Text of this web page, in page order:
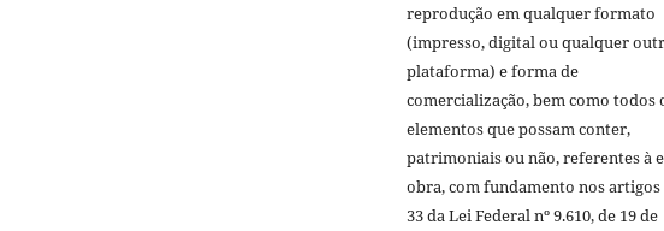
reprodução em qualquer formato
(impresso, digital ou qualquer
plataforma) e forma de
comercialização, bem como todos
elementos que possam conter,
patrimoniais ou não, referentes à
obra, com fundamento nos artigos
33 da Lei Federal nº 9.610, de 19 de